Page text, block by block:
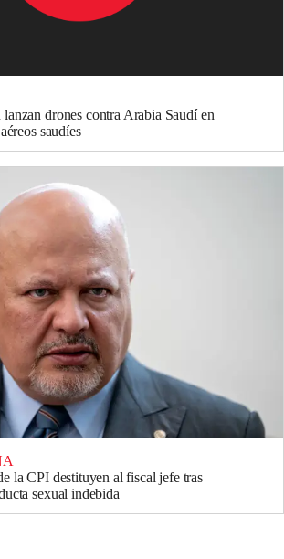
lanzan drones contra Arabia Saudí en
saudíes
la CPI destituyen al fiscal jefe tras
sexual indebida